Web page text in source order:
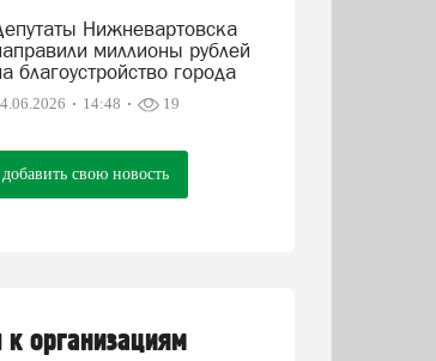
Нижневартовска
миллионы рублей
благоустройство города
14:48 19
добавить свою новость
организациям